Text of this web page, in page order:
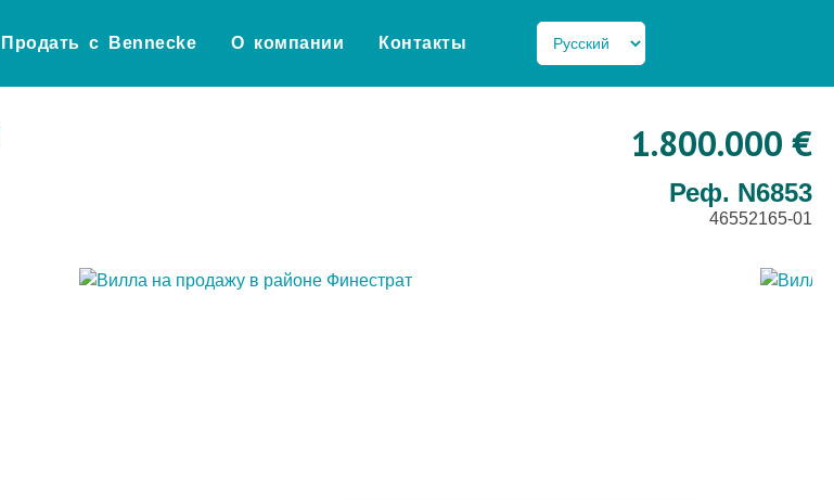
Продать с Bennecke О компании Контакты
1.800.000 €
Реф. N6853
46552165-01